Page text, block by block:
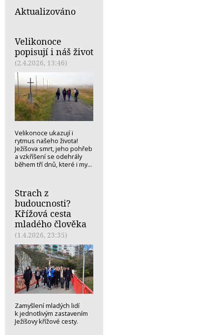
Aktualizováno
Velikonoce
popisují i náš život
(2.4.2026, 13:46)
Velikonoce ukazují i
rytmus našeho života!
Ježíšova smrt, jeho pohřeb
a vzkříšení se odehrály
během tří dnů, které i my...
Strach z
budoucnosti?
Křížová cesta
mladého člověka
(1.4.2026, 23:35)
Zamyšlení mladých lidí
k jednotlivým zastavením
Ježíšovy křížové cesty.